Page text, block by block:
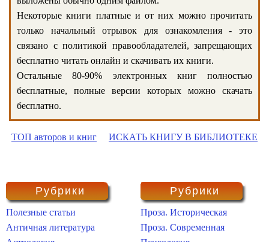
Некоторые книги платные и от них можно прочитать
только начальный отрывок для ознакомления - это
связано с политикой правообладателей, запрещающих
бесплатно читать онлайн и скачивать их книги.
Остальные 80-90% электронных книг полностью
бесплатные, полные версии которых можно скачать
бесплатно.
ТОП авторов и книг ИСКАТЬ КНИГУ В БИБЛИОТЕКЕ
Рубрики
Полезные статьи
Античная литература
Рубрики
Проза. Историческая
Проза. Современная